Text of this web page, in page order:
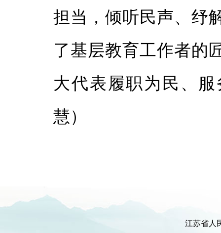
担当，倾听民声、纾
了基层教育工作者的
大代表履职为民、
慧）
江苏省人